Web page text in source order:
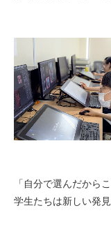
「自分で選んだから
学生たちは新しい発